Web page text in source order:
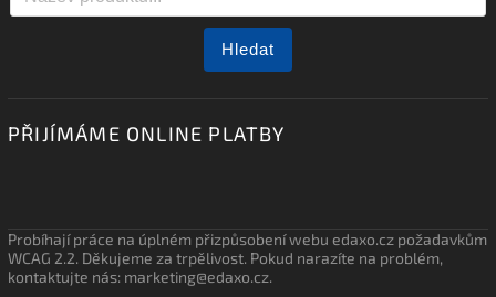
Hledat
PŘIJÍMÁME ONLINE PLATBY
Probíhají práce na úplném přizpůsobení webu edaxo.cz požadavkům
WCAG 2.2. Děkujeme za trpělivost. Pokud narazíte na problém,
kontaktujte nás: marketing@edaxo.cz.